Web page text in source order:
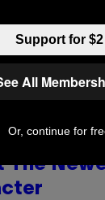
The
Support for $2
All
Or, continue for